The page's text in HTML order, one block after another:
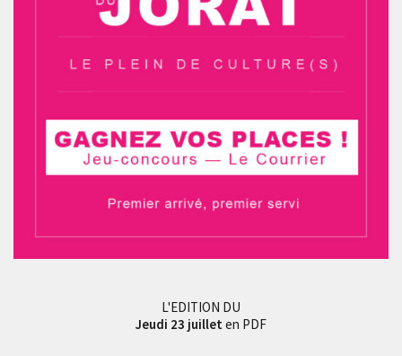
L'EDITION DU
Jeudi 23 juillet en PDF